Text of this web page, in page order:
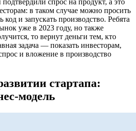
в таком случае можно просить
и запускать производство. Ребята
уже в 2023 году, но также
то вернут деньги тем, кто
задача — показать инвесторам,
и вложение в производство
стартапа:
модель